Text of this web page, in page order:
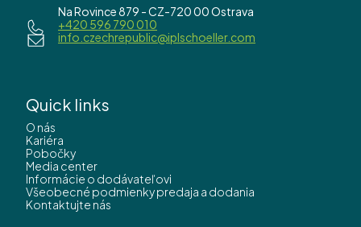
Na Rovince 879 - CZ-720 00 Ostrava
+420 596 790 010
info.czechrepublic@iplschoeller.com
Quick links
O nás
Kariéra
Pobočky
Media center
Informácie o dodávateľovi
Všeobecné podmienky predaja a dodania
Kontaktujte nás